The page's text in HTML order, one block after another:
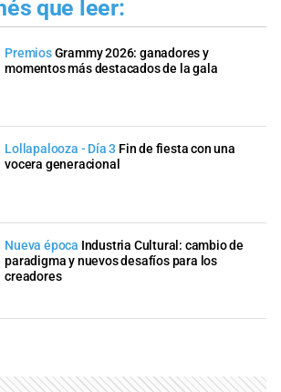
que leer:
PremiosGrammy 2026: ganadores y
momentos más destacados de la gala
Lollapalooza - Día 3 Fin de fiesta con una
vocera generacional
Nueva época Industria Cultural: cambio de
paradigma y nuevos desafíos para los
creadores